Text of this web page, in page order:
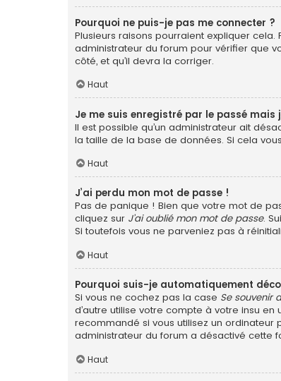
Pourquoi ne puis-je pas me connecter ?
Plusieurs raisons pourraient expliquer cela.
administrateur du forum pour vérifier que
côté, et qu’il devra la corriger.
Haut
Je me suis enregistré par le passé mais
Il est possible qu’un administrateur ait
la taille de la base de données. Si cela
Haut
J’ai perdu mon mot de passe !
Pas de panique ! Bien que votre mot de
cliquez sur J’ai oublié mon mot de passe.
Si toutefois vous ne parveniez pas à
Haut
Pourquoi suis-je automatiquement
Si vous ne cochez pas la case Se souvenir
d’autre utilise votre compte à votre insu
recommandé si vous utilisez un ordinateur
administrateur du forum a désactivé cette
Haut